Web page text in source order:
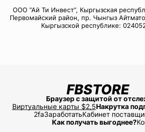
ООО “Ай Ти Инвест”, Кыргызская
Первомайский район, пр. Чынгыз
Кыргызской республике:
Браузер с защитой от
Виртуальные карты $2,5Накрутка
2faЗаработатьКабинет
Как получать выгоднее?